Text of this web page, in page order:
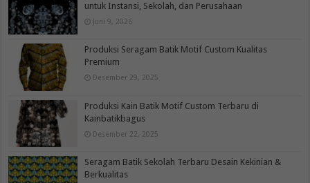
untuk Instansi, Sekolah, dan Perusahaan
Juni 9, 2026
Produksi Seragam Batik Motif Custom Kualitas
Premium
Desember 29, 2025
Produksi Kain Batik Motif Custom Terbaru di
Kainbatikbagus
Desember 22, 2025
Seragam Batik Sekolah Terbaru Desain Kekinian &
Berkualitas